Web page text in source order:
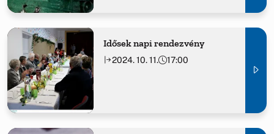
Idősek napi rendezvény
2024. 10. 11. 17:00